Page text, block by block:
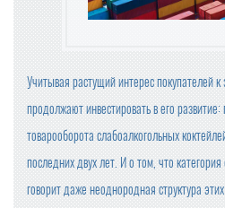
OZON ПРИОСТАНОВИЛ
БАЗОВЫЕ ПРОДУКТЫ В
ЛИ В СЕНТЯБРЕ НА 1,2%
ЦЕНЫ НА ПРОДУКТЫ В
Учитывая растущий интерес покупателей
продолжают инвестировать в его
товарооборота слабоалкогольных
последних двух лет. И о том, что
говорит даже неоднородная структура этих